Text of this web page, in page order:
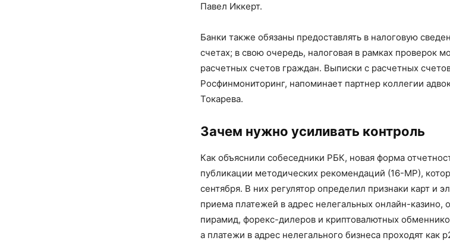
Павел Иккерт.
Банки также обязаны предоставлять в налоговую
счетах; в свою очередь, налоговая в рамках проверок
расчетных счетов граждан. Выписки с расчетных
Росфинмониторинг, напоминает партнер коллегии
Токарева.
Зачем нужно усиливать контроль
Как объяснили собеседники РБК, новая форма
публикации методических рекомендаций (16-МР),
сентября. В них регулятор определил признаки карт и
приема платежей в адрес нелегальных онлайн-казино,
пирамид, форекс-дилеров и криптовалютных
а платежи в адрес нелегального бизнеса проходят как